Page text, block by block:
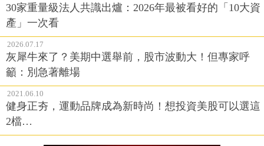
30家重量級法人共識出爐：2026年最被看好的「10大資
產」一次看
2026.07.17
灰犀牛來了？美期中選舉前，股市波動大！但專家呼
籲：別急著離場
2021.06.10
健身正夯，運動品牌成為新時尚！想投資美股可以選這
2檔…